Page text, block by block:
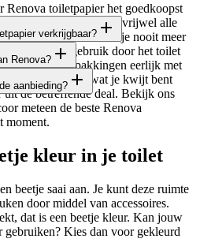
Renova toiletpapier het goedkoopst
wij de prijzen van vrijwel alle
vergelijken. Zo betaal je nooit meer
je direct na gebruik door het toilet
voordeelverpakkingen eerlijk met
je ook altijd zien wat je kwijt bent
de betreffende deal. Bekijk ons
meteen de beste Renova
moment.
kleur in je toilet
beetje saai aan. Je kunt deze ruimte
door middel van accessoires.
dat is een beetje kleur. Kan jouw
Kies dan voor gekleurd
verkrijgbaar?
je toiletruimte wat (meer) kleur te
toiletpapier van Renova. Dit
kleuren oranje, paars, rood, bruin,
Uiteraard kan het zo zijn dat het
te voegen of juist besluit om
produceren. Geen fan van gekleurd
gewoon in het oude vertrouwde
Renova?
dit merk is alleen verkrijgbaar als
witte toiletpapier van
, drie- of vierlaags.
aanbieding?
want Deal.nl kan je precies
goedkoopst is. Wij vergelijken
van vrijwel alle soorten
dus snel ons prijsoverzicht en vind
toiletpapier aanbieding van dit